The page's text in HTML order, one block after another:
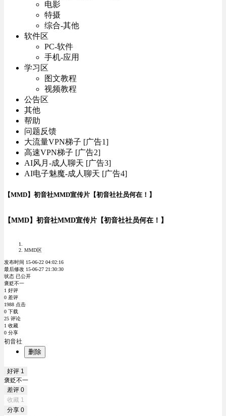
电影
特摄
综合-其他
软件区
PC-软件
手机-应用
学习区
图文教程
视频教程
公告区
其他
帮助
问题反馈
大流量VPN梯子 [广告1]
高速VPN梯子 [广告2]
AI风月-成人聊天 [广告3]
AI电子魅魔-成人聊天 [广告4]
【MMD】初音社MMD宣传片【初音社社员何在！】
【MMD】初音社MMD宣传片【初音社社员何在！】
MMD区
发布时间 15-06-22 04:02:16
最后修改 15-06-27 21:30:30
状态 已公开
褒贬不一
1 好评
0 差评
1988 点击
0 下载
25 评论
1 收藏
0 分享
初音社
删除
好评 1
褒贬不一
差评 0
收藏 1
分享 0